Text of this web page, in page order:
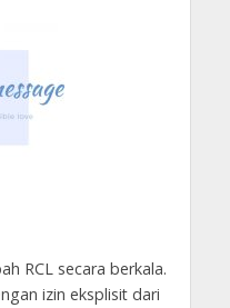
RCL secara berkala.
izin eksplisit dari